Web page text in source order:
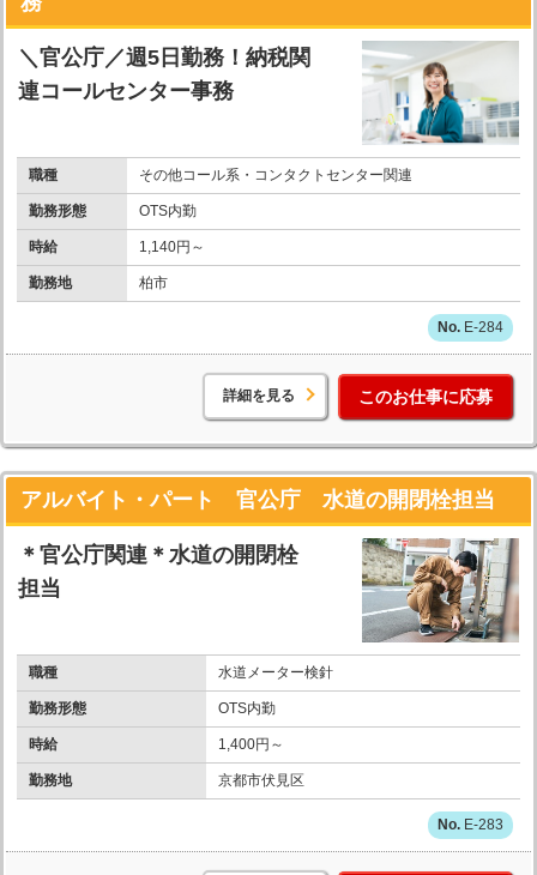
＼官公庁／週5日勤務！納税関
連コールセンター事務
職種 その他コール系・コンタクトセンター関連
勤務形態 OTS内勤
時給 1,140円～
勤務地 柏市
E-284
詳細を見る このお仕事に応募
アルバイト・パート 官公庁 水道の開閉栓担当
＊官公庁関連＊水道の開閉栓
担当
職種 水道メーター検針
勤務形態 OTS内勤
時給 1,400円～
勤務地 京都市伏見区
E-283